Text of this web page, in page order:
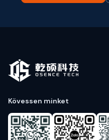
Kövessen minket